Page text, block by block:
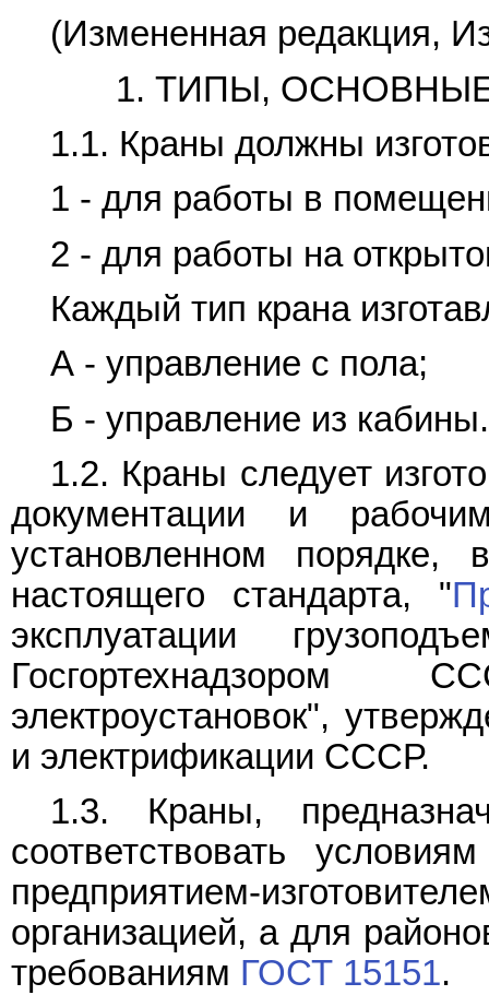
(Измененная редакция,
1. ТИПЫ,
1.1. Краны должны
1 - для работы в
2 - для работы на
Каждый тип крана
А - управление с пола;
Б - управление из кабины.
1.2. Краны следует
документации и
установленном порядке,
настоящего стандарта, "
эксплуатации
электроустановок",
и электрификации СССР.
1.3. Краны,
соответствовать
предприятием-
организацией, а для
требованиям ГОСТ 15151.